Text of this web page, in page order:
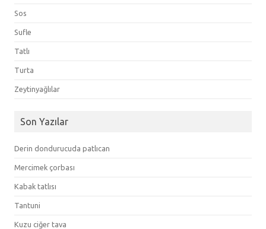
Sos
Sufle
Tatlı
Turta
Zeytinyağlılar
Son Yazılar
Derin dondurucuda patlıcan
Mercimek çorbası
Kabak tatlısı
Tantuni
Kuzu ciğer tava